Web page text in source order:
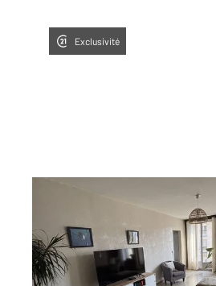
Exclusivité
Ref : 3645
Appartement F4 à louer